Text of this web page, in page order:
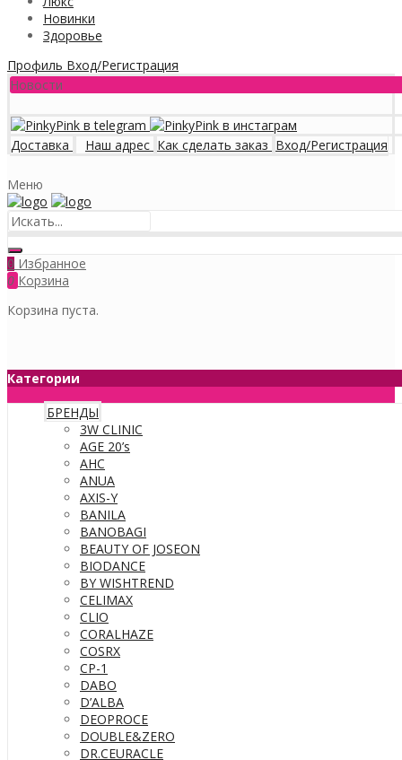
Новинки
Здоровье
Профиль Вход/Регистрация
Новости
Доставка Наш адрес Как сделать заказ Вход/Регистрация
Меню
0 Избранное
0 Корзина
Корзина пуста.
Категории
БРЕНДЫ
3W CLINIC
AGE 20’s
AHC
ANUA
AXIS-Y
BANILA
BANOBAGI
BEAUTY OF JOSEON
BIODANCE
BY WISHTREND
CELIMAX
CLIO
CORALHAZE
COSRX
CP-1
DABO
D’ALBA
DEOPROCE
DOUBLE&ZERO
DR.CEURACLE